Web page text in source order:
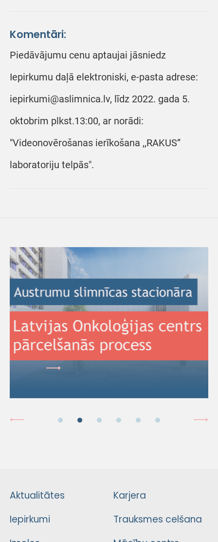
Komentāri:
Piedāvājumu cenu aptaujai jāsniedz
Iepirkumu daļā elektroniski, e-pasta adrese:
iepirkumi@aslimnica.lv, līdz 2022. gada 5.
oktobrim plkst.13:00, ar norādi:
"Videonovērošanas ierīkošana ,,RAKUS”
laboratoriju telpās".
Aktualitātes
Iepirkumi
Karjera
Trauksmes celšana